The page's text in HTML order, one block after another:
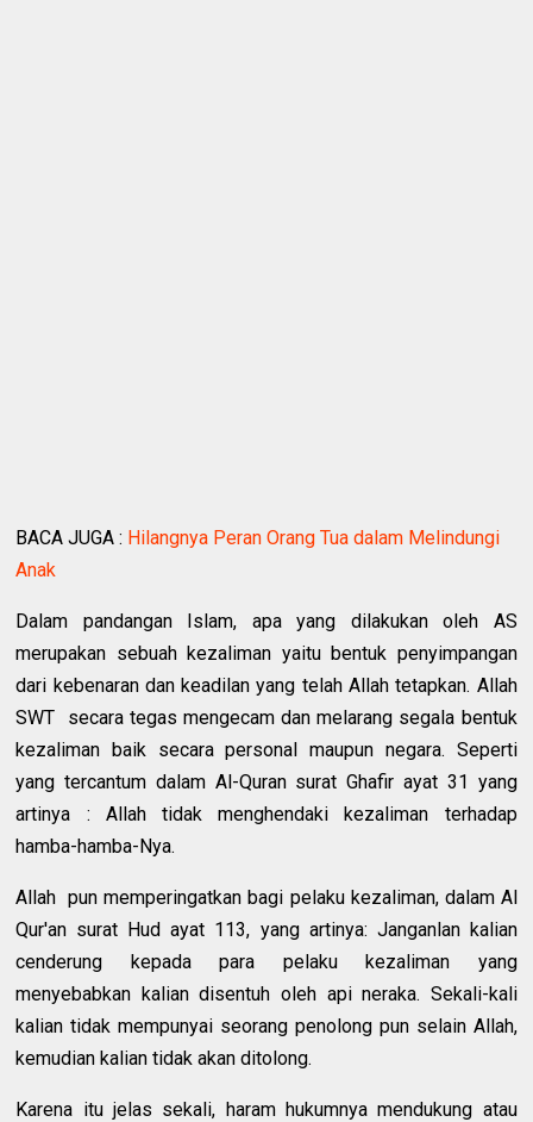
BACA JUGA : Hilangnya Peran Orang Tua dalam Melindungi
Anak
Dalam pandangan Islam, apa yang dilakukan oleh AS
merupakan sebuah kezaliman yaitu bentuk penyimpangan
dari kebenaran dan keadilan yang telah Allah tetapkan. Allah
SWT secara tegas mengecam dan melarang segala bentuk
kezaliman baik secara personal maupun negara. Seperti
yang tercantum dalam Al-Quran surat Ghafir ayat 31 yang
artinya : Allah tidak menghendaki kezaliman terhadap
hamba-hamba-Nya.
Allah pun memperingatkan bagi pelaku kezaliman, dalam Al
Qur'an surat Hud ayat 113, yang artinya: Janganlan kalian
cenderung kepada para pelaku kezaliman yang
menyebabkan kalian disentuh oleh api neraka. Sekali-kali
kalian tidak mempunyai seorang penolong pun selain Allah,
kemudian kalian tidak akan ditolong.
Karena itu jelas sekali, haram hukumnya mendukung atau